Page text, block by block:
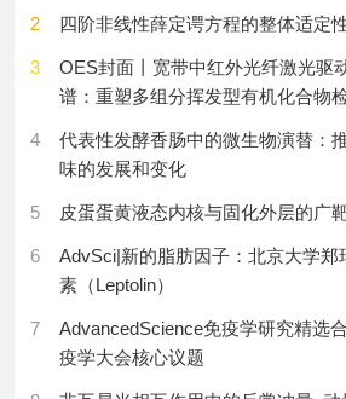
Beyond One Quadrillion Electron
Warming
Honeycomb Landscape on Mars
22
Tiny Black Holes May Be Secretly
Across the Milky Way
23
Ant Brains Reveal How Evolution
Parenting
全国唯一独立设置的网络安全类本
山西省教育厅副厅长侯文一履新山
梅兵任天津大学党委书记
大连理工大学党委副书记、纪委书
贵州、云南多个县四套班子领导走
录取新生
保定学院多个二级教学单位从“学院”
安徽又有高校调整教学组织：宿州
2 四阶非线性薛定谔方程的整体适定
3
OES封面丨宽带中红外光纤激光驱
谱：重塑多组分挥发型有机化合物
4
代表性发酵香肠中的微生物演替：
味的发展和变化
5 皮蛋蛋黄液态内核与固化外层的广
6
AdvSci|新的脂肪因子：北京大学郑
素（Leptolin）
7
AdvancedScience免疫学研究精选
疫学大会核心议题